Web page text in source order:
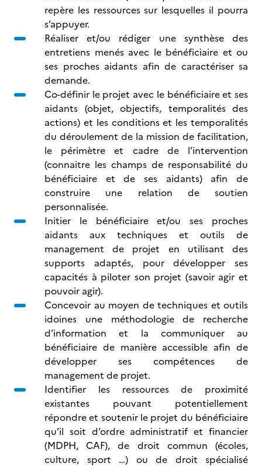
repère les ressources sur lesquelles il pourra
s’appuyer.
Réaliser et/ou rédiger une synthèse des
entretiens menés avec le bénéficiaire et ou
ses proches aidants afin de caractériser sa
demande.
Co-définir le projet avec le bénéficiaire et ses
aidants (objet, objectifs, temporalités des
actions) et les conditions et les temporalités
du déroulement de la mission de facilitation,
le périmètre et cadre de l’intervention
(connaitre les champs de responsabilité du
bénéficiaire et de ses aidants) afin de
construire une relation de soutien
personnalisée.
Initier le bénéficiaire et/ou ses proches
aidants aux techniques et outils de
management de projet en utilisant des
supports adaptés, pour développer ses
capacités à piloter son projet (savoir agir et
pouvoir agir).
Concevoir au moyen de techniques et outils
idoines une méthodologie de recherche
d’information et la communiquer au
bénéficiaire de manière accessible afin de
développer ses compétences de
management de projet.
Identifier les ressources de proximité
existantes pouvant potentiellement
répondre et soutenir le projet du bénéficiaire
qu’il soit d’ordre administratif et financier
(MDPH, CAF), de droit commun (écoles,
culture, sport …) ou de droit spécialisé